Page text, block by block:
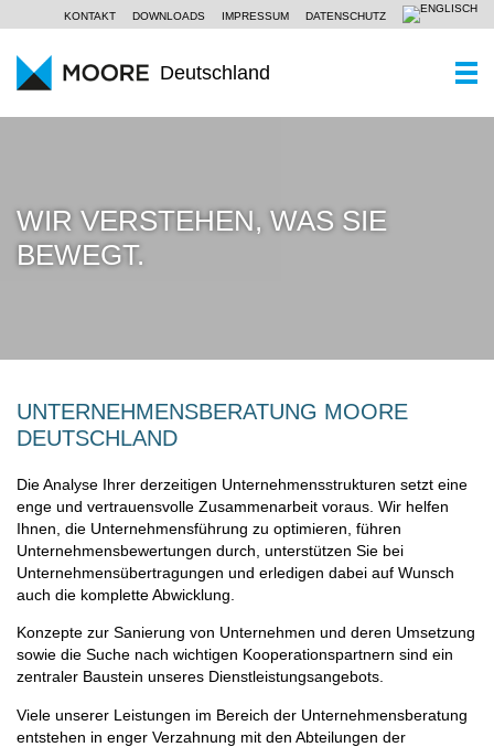
KONTAKT DOWNLOADS IMPRESSUM DATENSCHUTZ
Deutschland
Moore Global
Wirtschaftsprüfung
Spezialkenntnisse
PARTNER UND STANDORTE
WIR VERSTEHEN, WAS SIE
BEWEGT.
UNTERNEHMENSBERATUNG MOORE
DEUTSCHLAND
Die Analyse Ihrer derzeitigen Unternehmensstrukturen setzt eine
enge und vertrauensvolle Zusammenarbeit voraus. Wir helfen
Ihnen, die Unternehmensführung zu optimieren, führen
Unternehmensbewertungen durch, unterstützen Sie bei
Unternehmensübertragungen und erledigen dabei auf Wunsch
auch die komplette Abwicklung.
Konzepte zur Sanierung von Unternehmen und deren Umsetzung
sowie die Suche nach wichtigen Kooperationspartnern sind ein
zentraler Baustein unseres Dienstleistungsangebots.
Viele unserer Leistungen im Bereich der Unternehmensberatung
entstehen in enger Verzahnung mit den Abteilungen der